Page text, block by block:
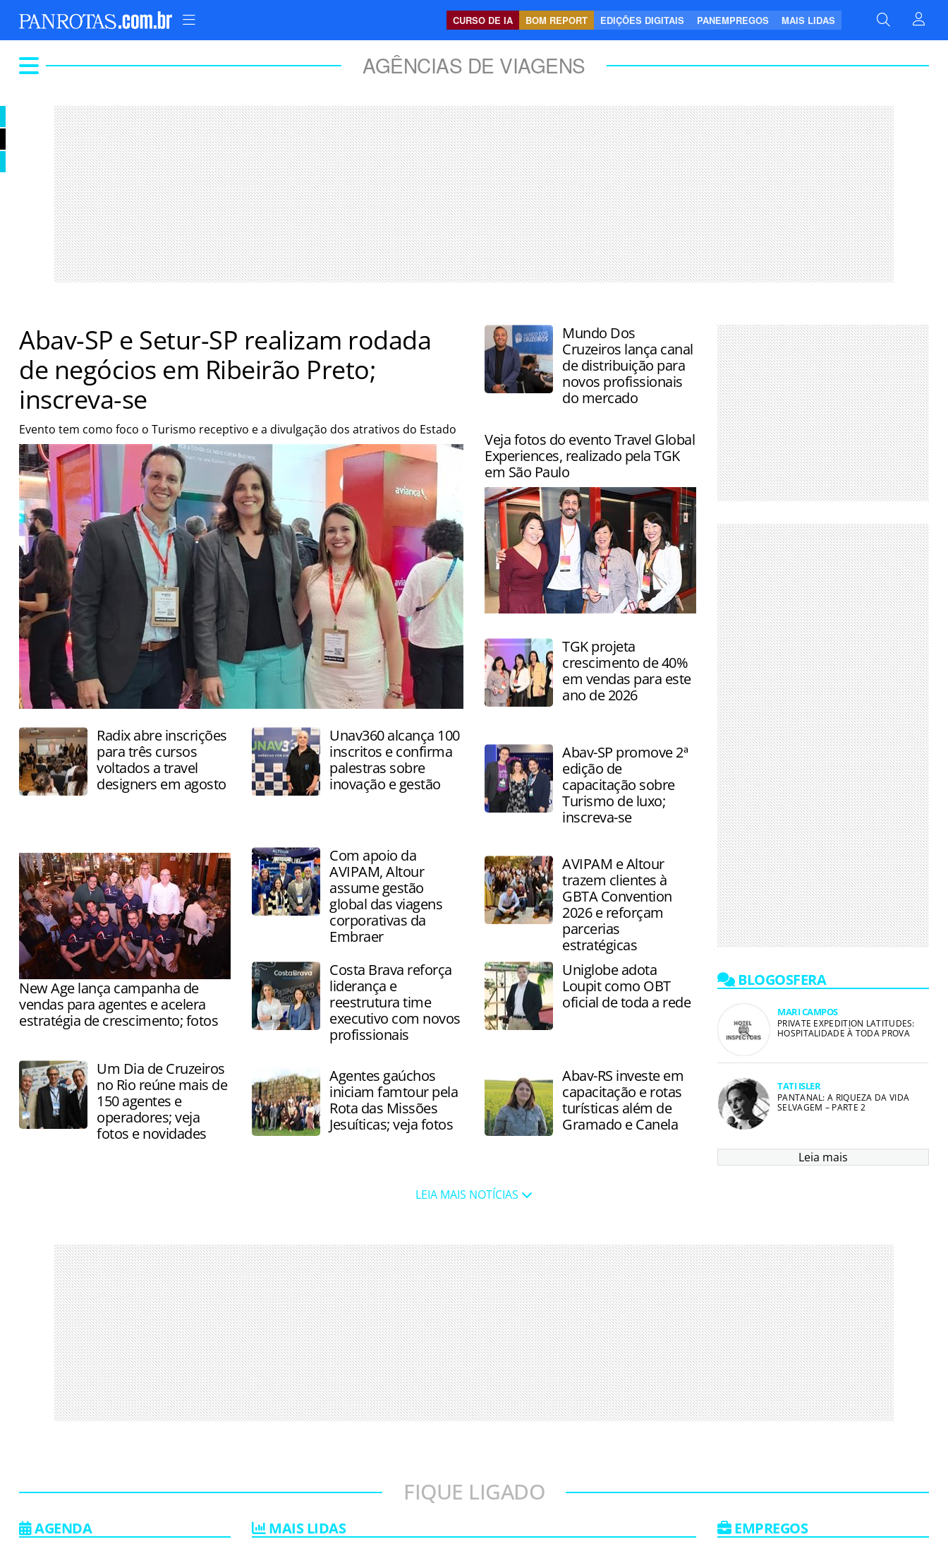
CURSO DE IA BOM REPORT EDIÇÕES DIGITAIS PANEMPREGOS MAIS LIDAS
AGÊNCIAS DE VIAGENS
FIQUE LIGADO
Abav-SP e Setur-SP realizam rodada
de negócios em Ribeirão Preto;
inscreva-se
Evento tem como foco o Turismo receptivo e a divulgação dos atrativos do Estado
Mundo Dos
Cruzeiros lança canal
de distribuição para
novos profissionais
do mercado
Veja fotos do evento Travel Global
Experiences, realizado pela TGK
em São Paulo
capacitação, networking e atualização
sobre produtos e destinos
TGK projeta
crescimento de 40%
em vendas para este
ano de 2026
Radix abre inscrições
para três cursos
voltados a travel
designers em agosto
Unav360 alcança 100
inscritos e confirma
palestras sobre
inovação e gestão
Abav-SP promove 2ª
edição de
capacitação sobre
Turismo de luxo;
inscreva-se
Com apoio da
AVIPAM, Altour
assume gestão
global das viagens
corporativas da
Embraer
New Age lança campanha de
vendas para agentes e acelera
estratégia de crescimento; fotos
vendas e transforma 8 de agosto em
marco da integração ao TP Group
AVIPAM e Altour
trazem clientes à
GBTA Convention
2026 e reforçam
parcerias
estratégicas
Costa Brava reforça
liderança e
reestrutura time
executivo com novos
profissionais
Uniglobe adota
Loupit como OBT
oficial de toda a rede
BLOGOSFERA
MARI CAMPOS
PRIVATE EXPEDITION LATITUDES:
HOSPITALIDADE À TODA PROVA
TATI ISLER
PANTANAL: A RIQUEZA DA VIDA
SELVAGEM – PARTE 2
Leia mais
Um Dia de Cruzeiros
no Rio reúne mais de
150 agentes e
operadores; veja
fotos e novidades
Agentes gaúchos
iniciam famtour pela
Rota das Missões
Jesuíticas; veja fotos
Abav-RS investe em
capacitação e rotas
turísticas além de
Gramado e Canela
LEIA MAIS NOTÍCIAS
FIQUE LIGADO
AGENDA MAIS LIDAS EMPREGOS